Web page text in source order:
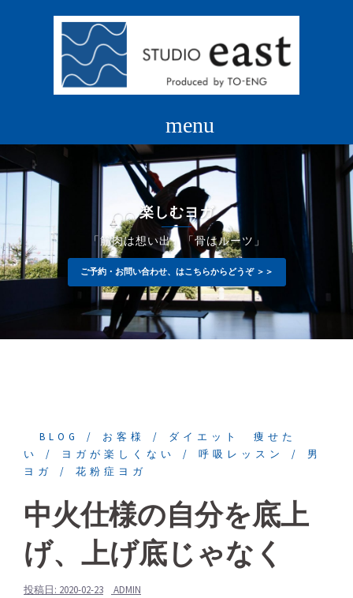
キ
楽しむヨガ
「筋肉は想い出」「骨はルーツ」
ご予約・お問い合わせ、はこちらからどうぞ ＞＞
BLOG お客様
ダイエット 痩せた
い
ヨガが楽しくない 呼吸レッスン
男
ヨガ
花粉症ヨガ
中火仕様の自分を底上
げ、上げ底じゃなく
投稿日: 2020-02-23 ADMIN